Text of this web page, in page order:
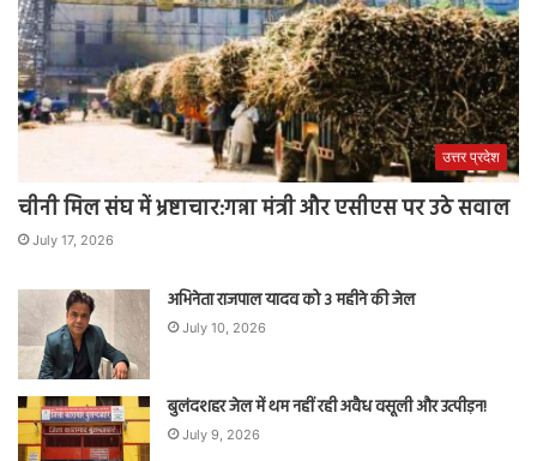
उत्तर प्रदेश
चीनी मिल संघ में भ्रष्टाचार:गन्ना मंत्री और एसीएस पर उठे सवाल
July 17, 2026
अभिनेता राजपाल यादव को 3 महीने की जेल
July 10, 2026
बुलंदशहर जेल में थम नहीं रही अवैध वसूली और उत्पीड़न!
July 9, 2026